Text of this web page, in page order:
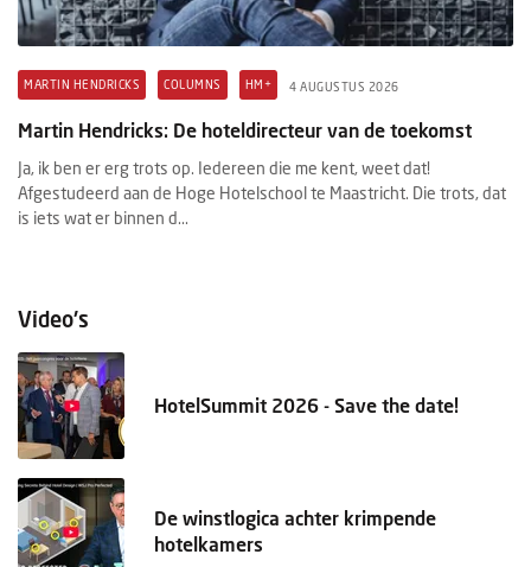
MARTIN HENDRICKS COLUMNS HM+ 4 AUGUSTUS 2026
Martin Hendricks: De hoteldirecteur van de toekomst
Ja, ik ben er erg trots op. Iedereen die me kent, weet dat!
Afgestudeerd aan de Hoge Hotelschool te Maastricht. Die trots, dat
is iets wat er binnen d...
Video's
HotelSummit 2026 - Save the date!
De winstlogica achter krimpende
hotelkamers